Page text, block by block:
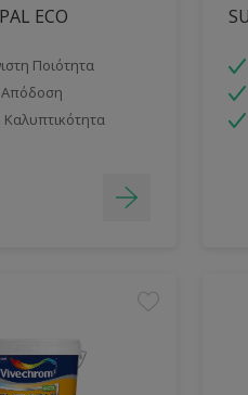
ECO
Ποιότητα